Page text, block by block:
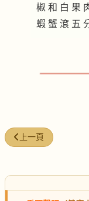
椒 和 白 果
蝦 蟹 滾 五
上一篇文章: 黃鱔燉
上一頁